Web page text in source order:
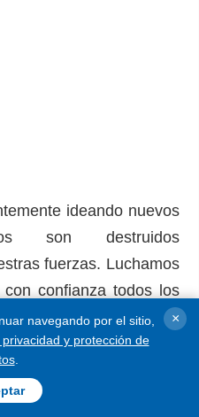
ideando nuevos
son destruidos
fuerzas. Luchamos
confianza todos los
de Asalto
de Fronteras
navegando por el sitio,
y protección de
.
×